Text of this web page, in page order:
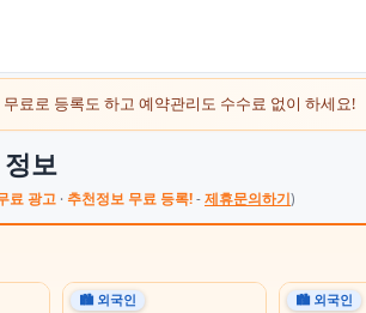
무료로 등록도 하고 예약관리도 수수료 없이 하세요!
보
료 광고 · 추천정보 무료 등록! - 제휴문의하기)
🏙 외국인 🏙 외국인
🏙 외국인 🌾 농어촌